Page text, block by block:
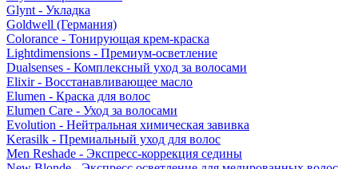
Glynt - Укладка
Goldwell (Германия)
Colorance - Тонирующая крем-краска
Lightdimensions - Премиум-осветление
Dualsenses - Комплексный уход за волосами
Elixir - Восстанавливающее масло
Elumen - Краска для волос
Elumen Care - Уход за волосами
Evolution - Нейтральная химическая завивка
Kerasilk - Премиальный уход для волос
Men Reshade - Экспресс-коррекция седины